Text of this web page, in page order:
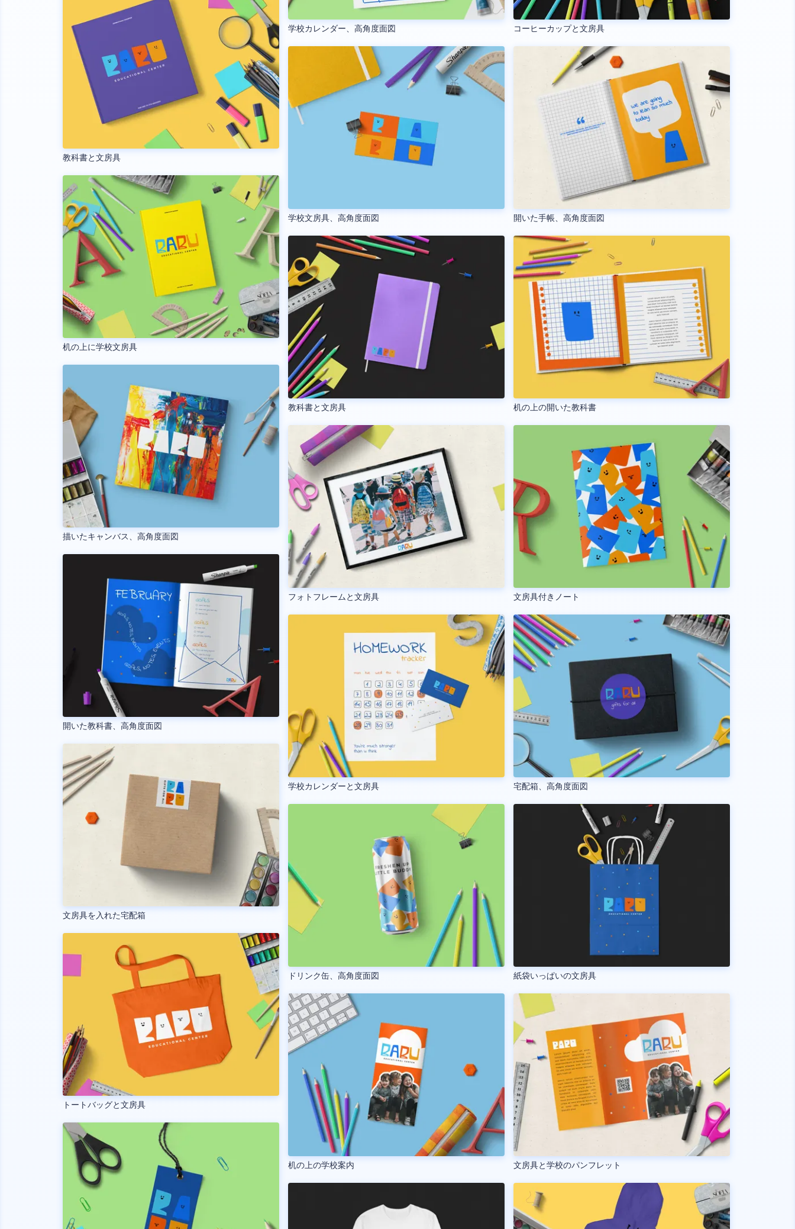
教科書と文房具
机の上に学校文房具
描いたキャンバス、高角度面図
開いた教科書、高角度面図
文房具を入れた宅配箱
トートバッグと文房具
学校カレンダー、高角度面図
学校文房具、高角度面図
教科書と文房具
フォトフレームと文房具
学校カレンダーと文房具
ドリンク缶、高角度面図
机の上の学校案内
コーヒーカップと文房具
開いた手帳、高角度面図
机の上の開いた教科書
文房具付きノート
宅配箱、高角度面図
紙袋いっぱいの文房具
文房具と学校のパンフレット